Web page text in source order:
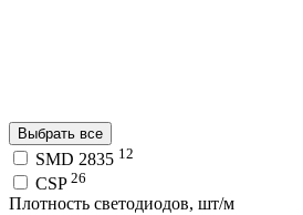
Выбрать все
SMD 2835 12
CSP 26
Плотность светодиодов, шт/м